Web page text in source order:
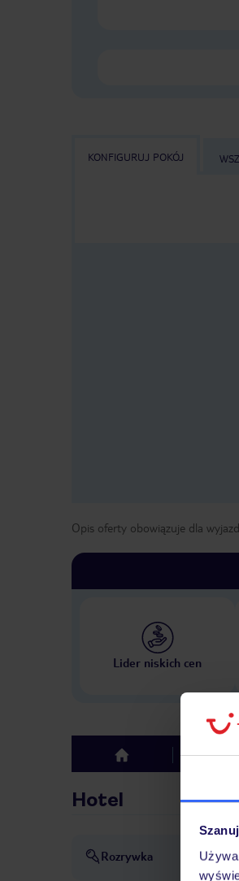
KONFIGURUJ POKÓJ
Opis oferty obowiązuje dla
Lider niskich cen
top
Hotel
Rozrywka